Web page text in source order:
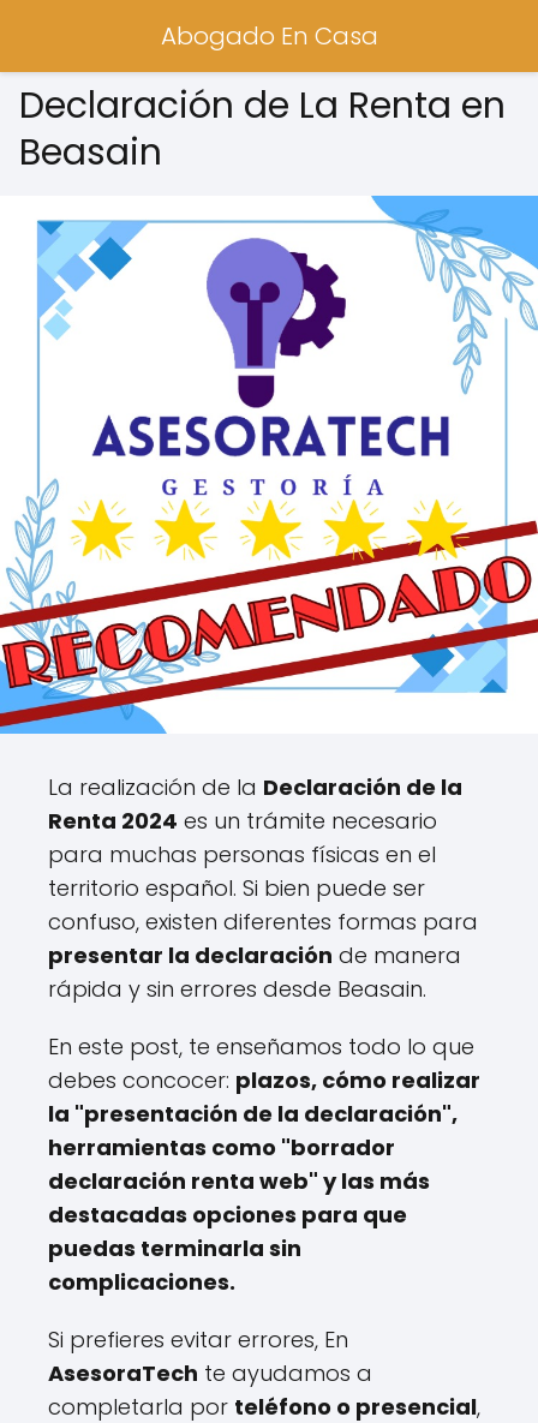
Abogado En Casa
Declaración de La Renta en
Beasain
La realización de la Declaración de la
Renta 2024 es un trámite necesario
para muchas personas físicas en el
territorio español. Si bien puede ser
confuso, existen diferentes formas para
presentar la declaración de manera
rápida y sin errores desde Beasain.
En este post, te enseñamos todo lo que
debes concocer: plazos, cómo realizar
la "presentación de la declaración",
herramientas como "borrador
declaración renta web" y las más
destacadas opciones para que
puedas terminarla sin
complicaciones.
Si prefieres evitar errores, En
AsesoraTech te ayudamos a
completarla por teléfono o presencial,